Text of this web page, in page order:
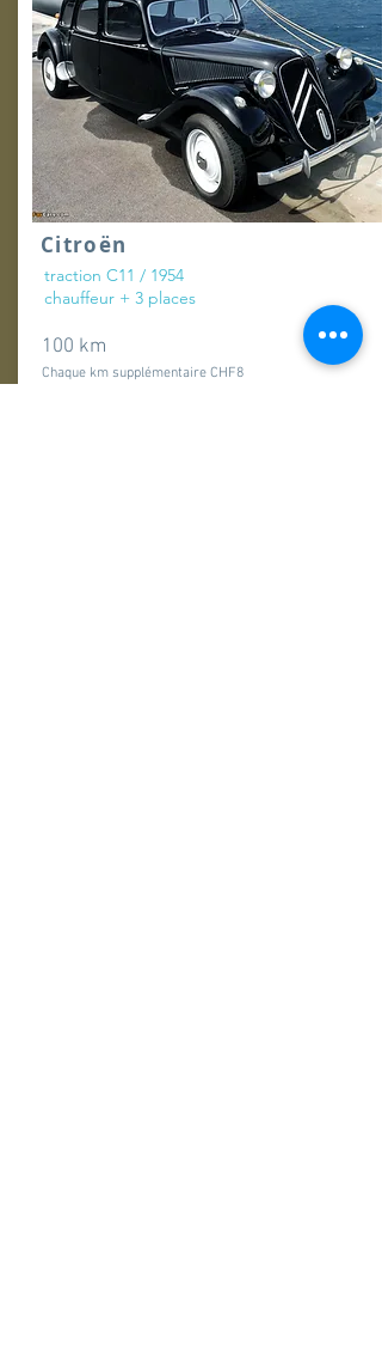
Citroën
traction C11 / 1954
chauffeur + 3 places
100 km
Chaque km supplémentaire CHF8